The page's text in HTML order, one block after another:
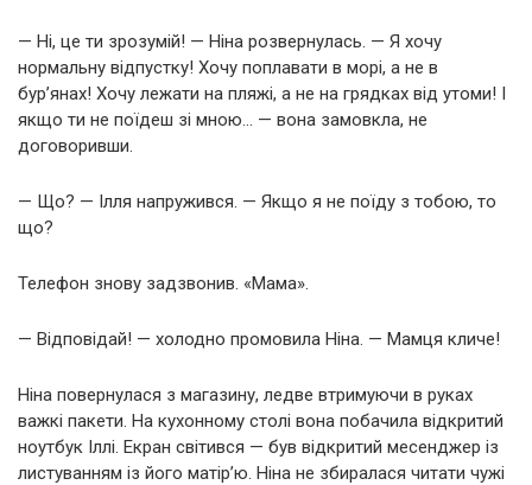
— Ні, це ти зрозумій! — Ніна розвернулась. — Я хочу
нормальну відпустку! Хочу поплавати в морі, а не в
бур’янах! Хочу лежати на пляжі, а не на грядках від утоми! І
якщо ти не поїдеш зі мною… — вона замовкла, не
договоривши.
— Що? — Ілля напружився. — Якщо я не поїду з тобою, то
що?
Телефон знову задзвонив. «Мама».
— Відповідай! — холодно промовила Ніна. — Мамця кличе!
Ніна повернулася з магазину, ледве втримуючи в руках
важкі пакети. На кухонному столі вона побачила відкритий
ноутбук Іллі. Екран світився — був відкритий месенджер із
листуванням із його матір’ю. Ніна не збиралася читати чужі